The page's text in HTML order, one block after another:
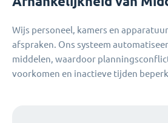
Wijs personeel, kamers en
afspraken. Ons systeem
middelen, waardoor
voorkomen en inactieve tijden